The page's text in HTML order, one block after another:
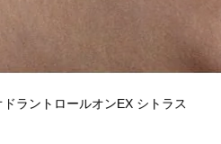
ラントロールオンEX シトラス